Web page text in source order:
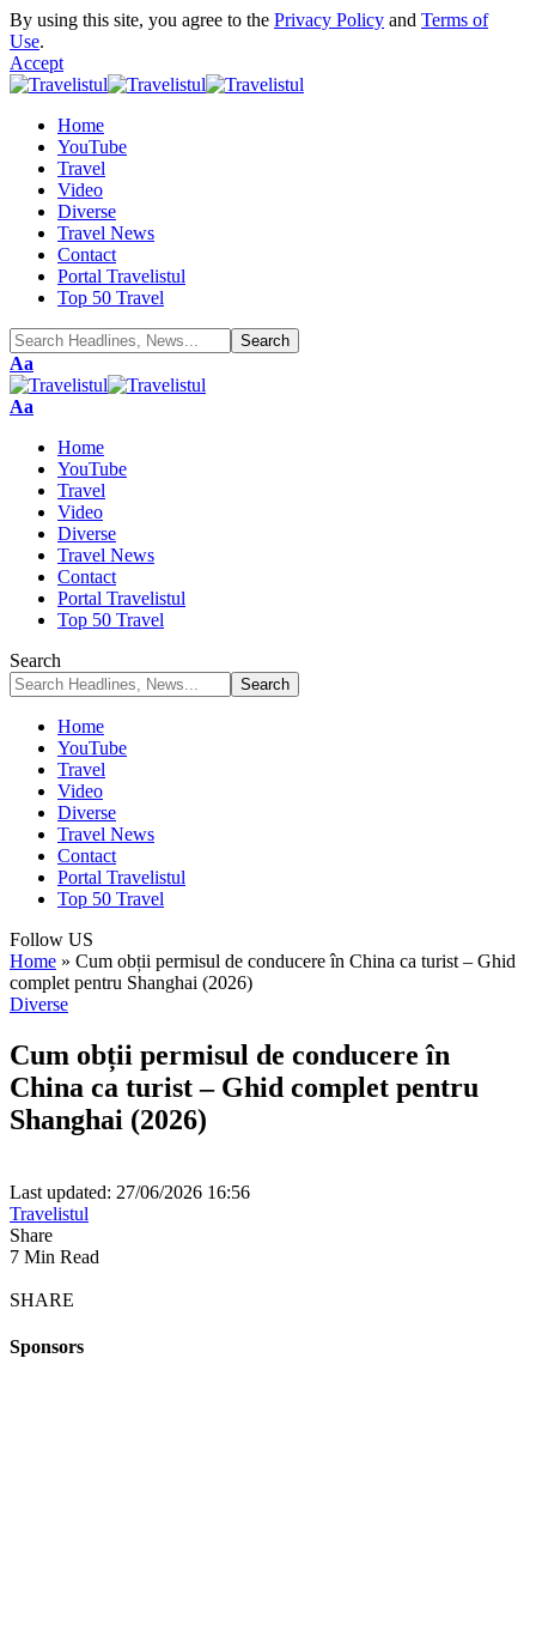
By using this site, you agree to the Privacy Policy and Terms of
Use.
Accept
Home
YouTube
Travel
Video
Diverse
Travel News
Contact
Portal Travelistul
Top 50 Travel
Font
Resizer
Aa
Font
Aa
Home
YouTube
Travel
Video
Diverse
Travel News
Contact
Portal Travelistul
Top 50 Travel
Search
Home
YouTube
Travel
Video
Diverse
Travel News
Contact
Portal Travelistul
Top 50 Travel
Follow US
Home » Cum obții permisul de conducere în China ca turist – Ghid
complet pentru Shanghai (2026)
Diverse
Cum obții permisul de conducere în
China ca turist – Ghid complet pentru
Shanghai (2026)
Last updated: 27/06/2026 16:56
Travelistul
Share
7 Min Read
SHARE
Sponsors